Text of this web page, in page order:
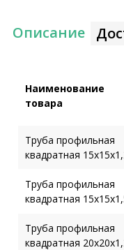
Описание
Наименование
товара
Труба профильная
квадратная
Труба профильная
квадратная
Труба профильная
квадратная